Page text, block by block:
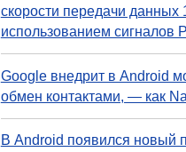
скорости передачи данных
использованием сигналов
Google внедрит в Android
обмен контактами, — как
В Android появился новый